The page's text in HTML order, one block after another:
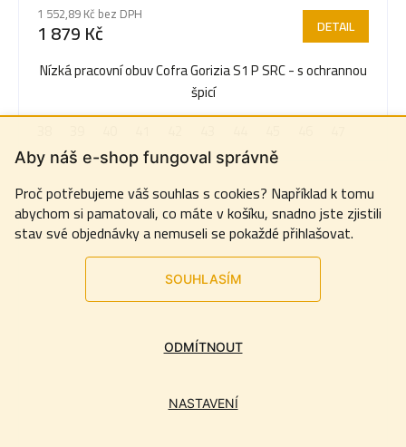
Aby náš e-shop fungoval správně
Proč potřebujeme váš souhlas s cookies? Například k tomu
abychom si pamatovali, co máte v košíku, snadno jste zjistili
stav své objednávky a nemuseli se pokaždé přihlašovat.
SOUHLASÍM
NASTAVENÍ
ODMÍTNOUT
1 552,89 Kč bez DPH
1 879 Kč DETAIL
Nízká pracovní obuv Cofra Gorizia S1 P SRC - s ochrannou
špicí